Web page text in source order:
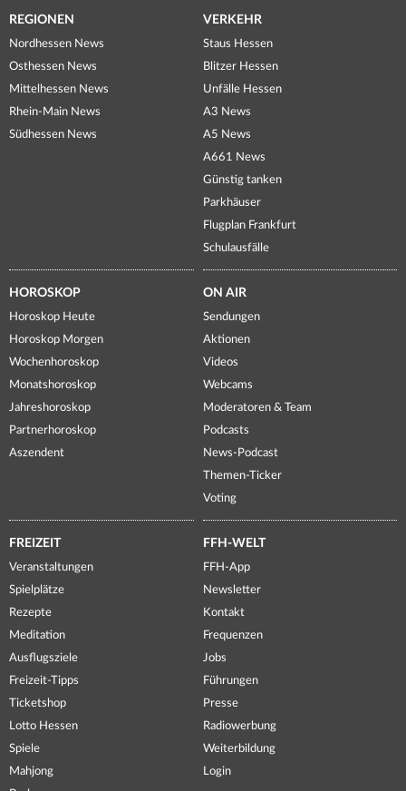
REGIONEN
Nordhessen News
Osthessen News
Mittelhessen News
Rhein-Main News
Südhessen News
VERKEHR
Staus Hessen
Blitzer Hessen
Unfälle Hessen
A3 News
A5 News
A661 News
Günstig tanken
Parkhäuser
Flugplan Frankfurt
Schulausfälle
HOROSKOP
Horoskop Heute
Horoskop Morgen
Wochenhoroskop
Monatshoroskop
Jahreshoroskop
Partnerhoroskop
Aszendent
ON AIR
Sendungen
Aktionen
Videos
Webcams
Moderatoren & Team
Podcasts
News-Podcast
Themen-Ticker
Voting
FREIZEIT
Veranstaltungen
Spielplätze
Rezepte
Meditation
Ausflugsziele
Freizeit-Tipps
Ticketshop
Lotto Hessen
Spiele
Mahjong
FFH-WELT
FFH-App
Newsletter
Kontakt
Frequenzen
Jobs
Führungen
Presse
Radiowerbung
Weiterbildung
Login